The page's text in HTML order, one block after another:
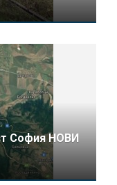
София НОВИ